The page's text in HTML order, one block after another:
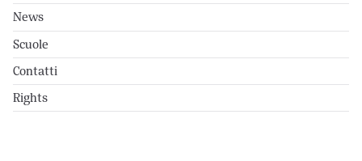
News
Scuole
Contatti
Rights